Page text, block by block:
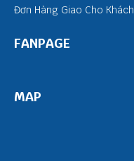
Đơn Hàng Giao Cho Khách
FANPAGE
MAP